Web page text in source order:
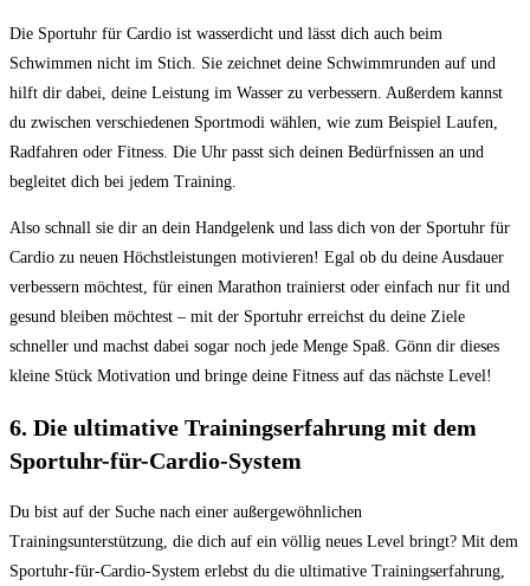
Die Sportuhr für Cardio ist wasserdicht und lässt dich auch beim
Schwimmen nicht im Stich. Sie zeichnet deine Schwimmrunden auf und
‌hilft dir dabei, deine Leistung im Wasser zu‌ verbessern. Außerdem kannst⁤
du ⁣zwischen verschiedenen Sportmodi wählen, ⁤wie zum Beispiel Laufen,
Radfahren oder Fitness. Die Uhr passt sich deinen Bedürfnissen an und
begleitet‌ dich bei jedem Training.
Also schnall sie dir an dein Handgelenk und lass dich von der Sportuhr für
Cardio zu neuen Höchstleistungen motivieren! Egal ob ⁤du deine ‌Ausdauer
verbessern möchtest, für⁣ einen Marathon trainierst⁤ oder einfach nur fit ‍und
gesund bleiben möchtest – mit der Sportuhr erreichst du deine Ziele
schneller und machst dabei sogar noch jede Menge ⁢Spaß. Gönn dir dieses
kleine Stück Motivation und bringe deine Fitness auf das nächste Level!
6. Die ultimative Trainingserfahrung mit dem
Sportuhr-für-Cardio-System
Du bist auf der Suche nach einer außergewöhnlichen
Trainingsunterstützung, die dich auf ein völlig neues‍ Level bringt? Mit dem
Sportuhr-für-Cardio-System erlebst du die ultimative Trainingserfahrung,​